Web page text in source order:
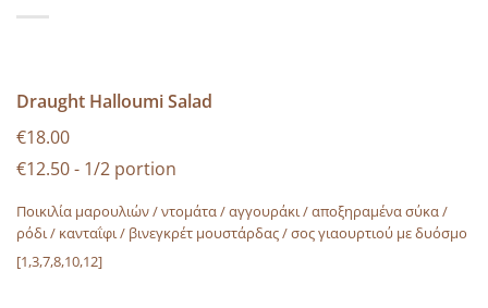
Draught Halloumi Salad
€18.00
€12.50 - 1/2 portion
Ποικιλία μαρουλιών / ντομάτα / αγγουράκι / αποξηραμένα σύκα /
ρόδι / κανταΐφι / βινεγκρέτ μουστάρδας / σος γιαουρτιού με δυόσμο
[1,3,7,8,10,12]